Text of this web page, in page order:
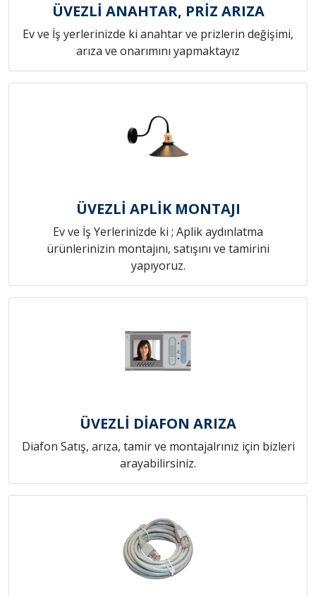
ÜVEZLİ ANAHTAR, PRİZ ARIZA
Ev ve İş yerlerinizde ki anahtar ve prizlerin değişimi,
arıza ve onarımını yapmaktayız
ÜVEZLİ APLİK MONTAJI
Ev ve İş Yerlerinizde ki ; Aplik aydınlatma
ürünlerinizin montajını, satışını ve tamirini
yapıyoruz.
ÜVEZLİ DİAFON ARIZA
Diafon Satış, arıza, tamir ve montajalrınız için bizleri
arayabilirsiniz.